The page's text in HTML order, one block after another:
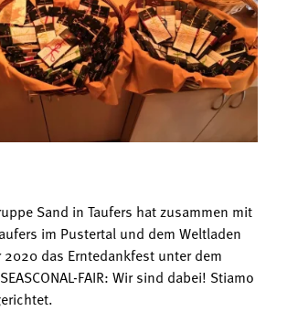
Sand in Taufers hat zusammen mit
im Pustertal und dem Weltladen
2020 das Erntedankfest unter dem
FAIR: Wir sind dabei! Stiamo